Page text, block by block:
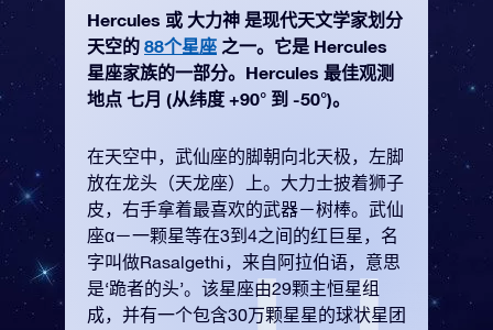
Hercules 或 大力神 是现代天文学家划分
天空的 88个星座 之一。它是 Hercules
星座家族的一部分。Hercules 最佳观测
地点 七月 (从纬度 +90° 到 -50°)。
在天空中，武仙座的脚朝向北天极，左脚
放在龙头（天龙座）上。大力士披着狮子
皮，右手拿着最喜欢的武器－树棒。武仙
座α－一颗星等在3到4之间的红巨星，名
字叫做Rasalgethi，来自阿拉伯语，意思
是‘跪者的头’。该星座由29颗主恒星组
成，并有一个包含30万颗星星的球状星团